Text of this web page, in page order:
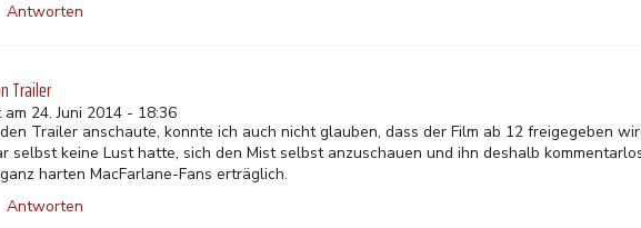
Antworten
Trailer
24. Juni 2014 - 18:36
Trailer anschaute, konnte ich auch nicht glauben, dass der Film ab 12 freigegeben
selbst keine Lust hatte, sich den Mist selbst anzuschauen und ihn deshalb
harten MacFarlane-Fans erträglich.
Antworten